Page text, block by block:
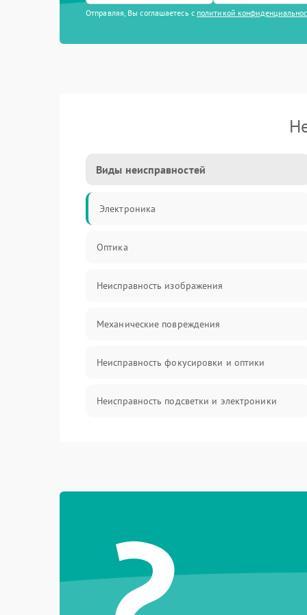
Отправляя, Вы соглашаетесь с политикой
Виды неисправностей
Электроника
Оптика
Неисправность изображения
Механические повреждения
Неисправность фокусировки и оптики
Неисправность подсветки и электроники
Управление
Корпус/Герметичность